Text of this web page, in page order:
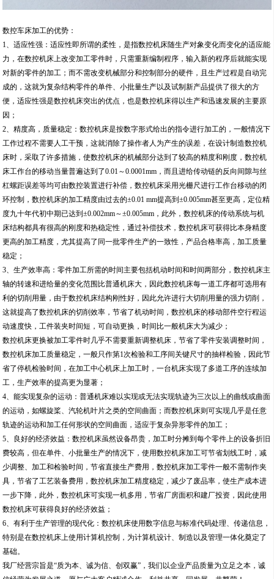
数控车床加工的优势：
1、适应性强：适应性即所谓的柔性，是指数控机床随生产对象变化而变化的适应能
力，在数控机床上改变加工零件时，只需重新编制程序，输入新的程序后就能实现
对新的零件的加工；而不需改变机械部分和控制部分的硬件，且生产过程是自动完
成的，这就为复杂结构零件的单件、小批量生产以及试制新产品提供了很大的方
便，适应性强是数控机床突出的优点，也是数控机床得以生产和迅速发展的主要原
因；
2、精度高，质量稳定：数控机床是按数字形式给出的指令进行加工的，一般情况下
工作过程不需要人工干预，这就消除了操作者人为产生的误差，在设计制造数控机
床时，采取了许多措施，使数控机床的机械部分达到了较高的精度和刚度，数控机
床工作台的移动当量普遍达到了0.01～0.0001mm，而且进给传动链的反向间隙与丝
杠螺距误差等均可由数控装置进行补偿，数控机床采用光栅尺进行工作台移动的闭
环控制，数控机床的加工精度由过去的±0.01 mm提高到±0.005mm甚至更高，定位精
度九十年代初中期已达到±0.002mm～±0.005mm，此外，数控机床的传动系统与机
床结构都具有很高的刚度和热稳定性，通过补偿技术，数控机床可获得比本身精度
更高的加工精度，尤其提高了同一批零件生产的一致性，产品合格率高，加工质量
稳定；
3、生产效率高：零件加工所需的时间主要包括机动时间和时间两部分，数控机床主
轴的转速和进给量的变化范围比普通机床大，因此数控机床每一道工序都可选用有
利的切削用量，由于数控机床结构刚性好，因此允许进行大切削用量的强力切削，
这就提高了数控机床的切削效率，节省了机动时间，数控机床的移动部件空行程运
动速度快，工件装夹时间短，可自动更换，时间比一般机床大为减少；
数控机床更换被加工零件时几乎不需要重新调整机床，节省了零件安装调整时间，
数控机床加工质量稳定，一般只作第1次检验和工序间关键尺寸的抽样检验，因此节
省了停机检验时间，在加工中心机床上加工时，一台机床实现了多道工序的连续加
工，生产效率的提高更为显著；
4、能实现复杂的运动：普通机床难以实现或无法实现轨迹为三次以上的曲线或曲面
的运动，如螺旋桨、汽轮机叶片之类的空间曲面；而数控机床则可实现几乎是任意
轨迹的运动和加工任何形状的空间曲面，适应于复杂异形零件的加工；
5、良好的经济效益：数控机床虽然设备昂贵，加工时分摊到每个零件上的设备折旧
费较高，但在单件、小批量生产的情况下，使用数控机床加工可节省划线工时，减
少调整、加工和检验时间，节省直接生产费用，数控机床加工零件一般不需制作夹
具，节省了工艺装备费用，数控机床加工精度稳定，减少了废品率，使生产成本进
一步下降，此外，数控机床可实现一机多用，节省厂房面积和建厂投资，因此使用
数控机床可获得良好的经济效益；
6、有利于生产管理的现代化：数控机床使用数字信息与标准代码处理、传递信息，
特别是在数控机床上使用计算机控制，为计算机设计、制造以及管理一体化奠定了
基础。
我厂经营宗旨是“质为本、诚为信、创双赢”，我们以企业产品质量为立足之本，诚